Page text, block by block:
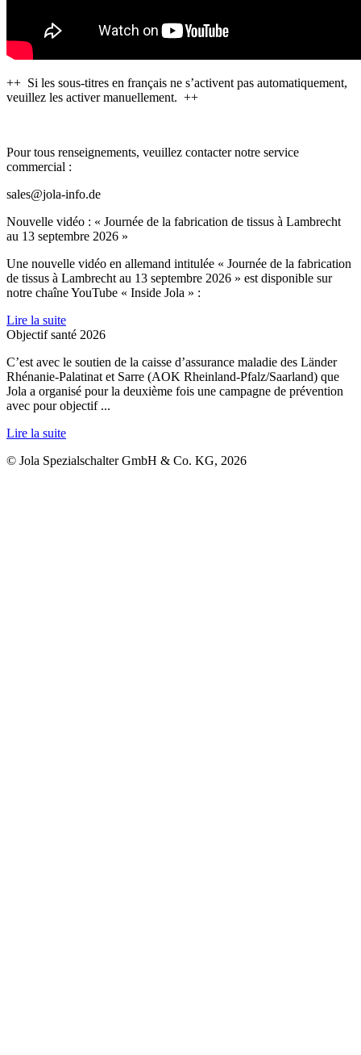
++ Si les sous-titres en français ne s’activent pas automatiquement,
veuillez les activer manuellement. ++
Pour tous renseignements, veuillez contacter notre service
commercial :
sales@jola-info.de
Nouvelle vidéo : « Journée de la fabrication de tissus à Lambrecht
au 13 septembre 2026 »
Une nouvelle vidéo en allemand intitulée « Journée de la fabrication
de tissus à Lambrecht au 13 septembre 2026 » est disponible sur
notre chaîne YouTube « Inside Jola » :
Lire la suite
Objectif santé 2026
C’est avec le soutien de la caisse d’assurance maladie des Länder
Rhénanie-Palatinat et Sarre (AOK Rheinland-Pfalz/Saarland) que
Jola a organisé pour la deuxième fois une campagne de prévention
avec pour objectif ...
Lire la suite
© Jola Spezialschalter GmbH & Co. KG, 2026